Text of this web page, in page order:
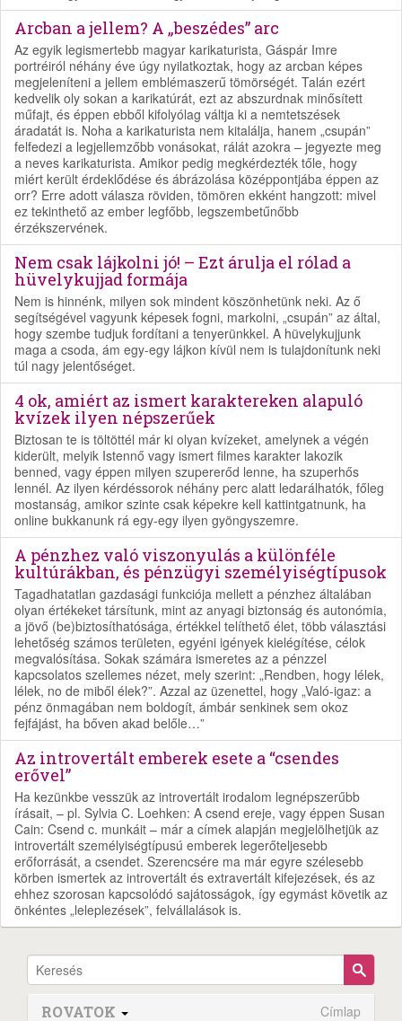
Arcban a jellem? A „beszédes” arc
Az egyik legismertebb magyar karikaturista, Gáspár Imre
portréiról néhány éve úgy nyilatkoztak, hogy az arcban képes
megjeleníteni a jellem emblémaszerű tömörségét. Talán ezért
kedvelik oly sokan a karikatúrát, ezt az abszurdnak minősített
műfajt, és éppen ebből kifolyólag váltja ki a nemtetszések
áradatát is. Noha a karikaturista nem kitalálja, hanem „csupán”
felfedezi a legjellemzőbb vonásokat, rálát azokra – jegyezte meg
a neves karikaturista. Amikor pedig megkérdezték tőle, hogy
miért került érdeklődése és ábrázolása középpontjába éppen az
orr? Erre adott válasza röviden, tömören ekként hangzott: mivel
ez tekinthető az ember legfőbb, legszembetűnőbb
érzékszervének.
Nem csak lájkolni jó! – Ezt árulja el rólad a
hüvelykujjad formája
Nem is hinnénk, milyen sok mindent köszönhetünk neki. Az ő
segítségével vagyunk képesek fogni, markolni, „csupán” az által,
hogy szembe tudjuk fordítani a tenyerünkkel. A hüvelykujjunk
maga a csoda, ám egy-egy lájkon kívül nem is tulajdonítunk neki
túl nagy jelentőséget.
4 ok, amiért az ismert karaktereken alapuló
kvízek ilyen népszerűek
Biztosan te is töltöttél már ki olyan kvízeket, amelynek a végén
kiderült, melyik Istennő vagy ismert filmes karakter lakozik
benned, vagy éppen milyen szupererőd lenne, ha szuperhős
lennél. Az ilyen kérdéssorok néhány perc alatt ledarálhatók, főleg
mostanság, amikor szinte csak képekre kell kattintgatnunk, ha
online bukkanunk rá egy-egy ilyen gyöngyszemre.
A pénzhez való viszonyulás a különféle
kultúrákban, és pénzügyi személyiségtípusok
Tagadhatatlan gazdasági funkciója mellett a pénzhez általában
olyan értékeket társítunk, mint az anyagi biztonság és autonómia,
a jövő (be)biztosíthatósága, értékkel telíthető élet, több választási
lehetőség számos területen, egyéni igények kielégítése, célok
megvalósítása. Sokak számára ismeretes az a pénzzel
kapcsolatos szellemes nézet, mely szerint: „Rendben, hogy lélek,
lélek, no de miből élek?”. Azzal az üzenettel, hogy „Való-igaz: a
pénz önmagában nem boldogít, ámbár senkinek sem okoz
fejfájást, ha bőven akad belőle…”
Az introvertált emberek esete a “csendes
erővel”
Ha kezünkbe vesszük az introvertált irodalom legnépszerűbb
írásait, – pl. Sylvia C. Loehken: A csend ereje, vagy éppen Susan
Cain: Csend c. munkáit – már a címek alapján megjelölhetjük az
introvertált személyiségtípusú emberek legerőteljesebb
erőforrását, a csendet. Szerencsére ma már egyre szélesebb
körben ismertek az introvertált és extravertált kifejezések, és az
ehhez szorosan kapcsolódó sajátosságok, így egymást követik az
önkéntes „leleplezések”, felvállalások is.
ROVATOK Címlap